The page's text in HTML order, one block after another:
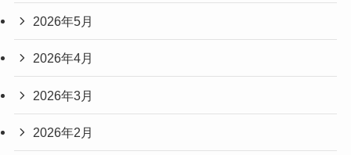
2026年5月
2026年4月
2026年3月
2026年2月